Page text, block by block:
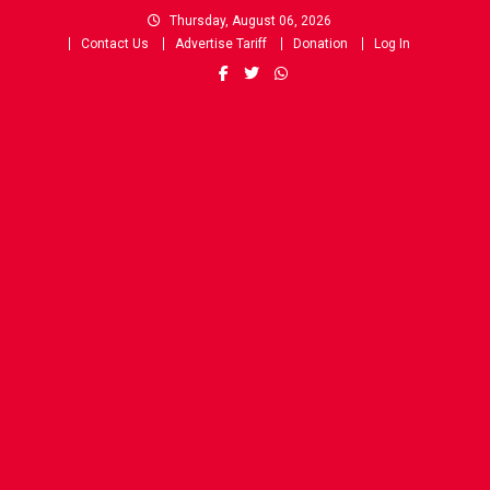
Thursday, August 06, 2026
Contact Us
Advertise Tariff Donation Log In